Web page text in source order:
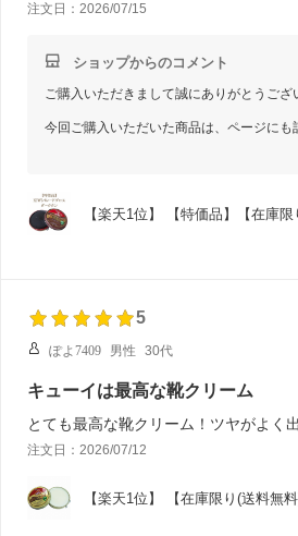
注文日：2026/07/15
ショップからのコメント
ご購入いただきまして誠にありがとうご
今回ご購入いただいた商品は、ページに
を心よりお待ちしております。
【楽天1位】 【特価品】【在庫
5
ぽよ7409 男性 30代
キューイは最高な靴クリーム
とても最高な靴クリーム！ツヤがよく
注文日：2026/07/12
【楽天1位】 【在庫限り(送料無